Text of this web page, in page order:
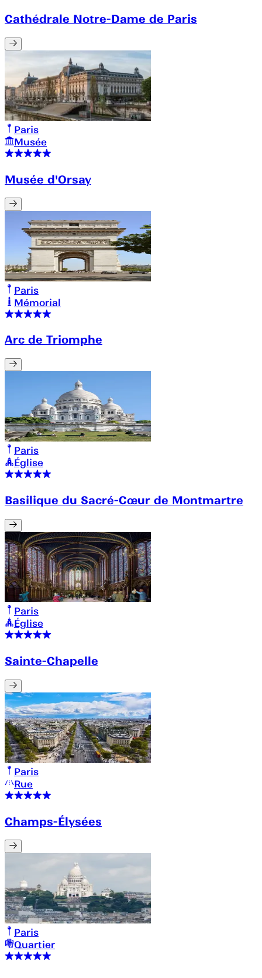
Cathédrale Notre-Dame de Paris
Paris
Musée
Musée d'Orsay
Paris
Mémorial
Arc de Triomphe
Paris
Église
Basilique du Sacré-Cœur de Montmartre
Paris
Église
Sainte-Chapelle
Paris
Rue
Champs-Élysées
Paris
Quartier